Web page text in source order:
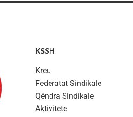
KSSH
Kreu
Federatat Sindikale
Qëndra Sindikale
Aktivitete